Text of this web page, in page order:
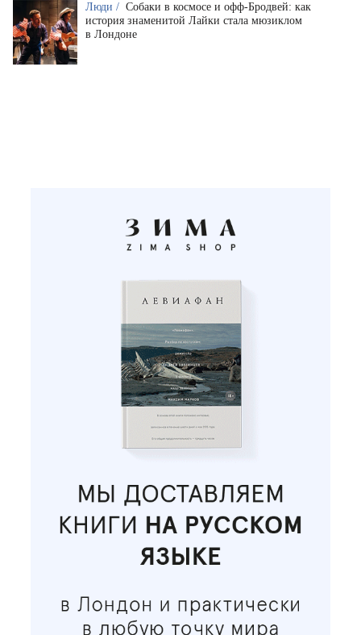
Люди / Собаки в космосе и офф-Бродвей: как
история знаменитой Лайки стала мюзиклом
в Лондоне